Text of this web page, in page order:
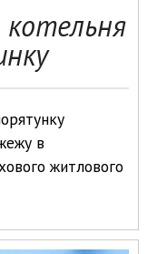
котельня
в
житлового